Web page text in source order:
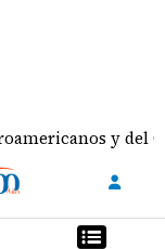
del Caribe